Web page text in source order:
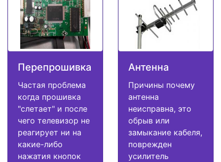
Перепрошивка
Частая проблема
когда прошивка
"слетает" и после
чего телевизор не
реагирует ни на
какие-либо
нажатия кнопок
Антенна
Причины почему
антенна
неисправна, это
обрыв или
замыкание кабеля,
поврежден
усилитель